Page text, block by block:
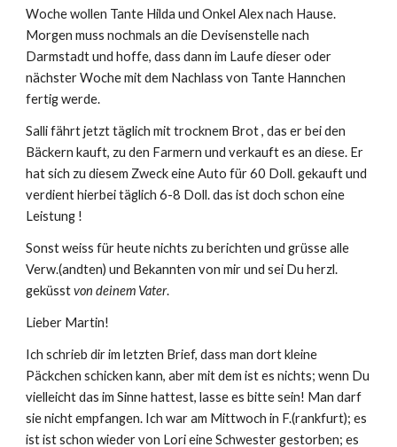
Woche wollen Tante Hilda und Onkel Alex nach Hause.
Morgen muss nochmals an die Devisenstelle nach
Darmstadt und hoffe, dass dann im Laufe dieser oder
nächster Woche mit dem Nachlass von Tante Hannchen
fertig werde.
Salli fährt jetzt täglich mit trocknem Brot , das er bei den
Bäckern kauft, zu den Farmern und verkauft es an diese. Er
hat sich zu diesem Zweck eine Auto für 60 Doll. gekauft und
verdient hierbei täglich 6-8 Doll. das ist doch schon eine
Leistung !
Sonst weiss für heute nichts zu berichten und grüsse alle
Verw.(andten) und Bekannten von mir und sei Du herzl.
geküsst von deinem Vater.
Lieber Martin!
Ich schrieb dir im letzten Brief, dass man dort kleine
Päckchen schicken kann, aber mit dem ist es nichts; wenn Du
vielleicht das im Sinne hattest, lasse es bitte sein! Man darf
sie nicht empfangen. Ich war am Mittwoch in F.(rankfurt); es
ist ist schon wieder von Lori eine Schwester gestorben; es